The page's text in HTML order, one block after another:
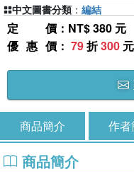
定價 ：NT$ 380 元
優惠價 ： 79折300 元
中文圖書分類 ： 編結
商品簡介 作者
商品簡介